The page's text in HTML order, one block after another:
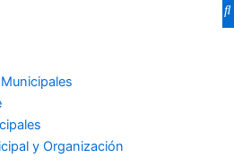
y Organización